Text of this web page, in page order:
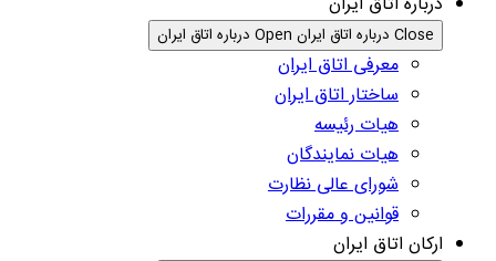
Close درباره اتاق ایران Open درباره اتاق ایران
معرفی اتاق ایران
ساختار اتاق ایران
هیات رئیسه
هیات نمایندگان
شورای عالی نظارت
قوانین و مقررات
ارکان اتاق ایران